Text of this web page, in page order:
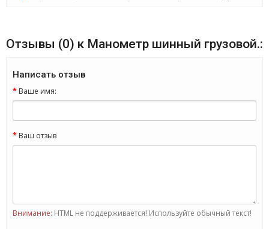
Отзывы (0) к Манометр шинный грузовой.:
Написать отзыв
Ваше имя:
Ваш отзыв
Внимание: HTML не поддерживается! Используйте обычный текст!